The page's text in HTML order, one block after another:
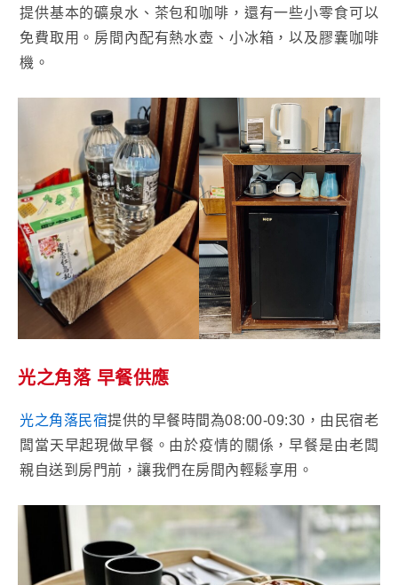
提供基本的礦泉水、茶包和咖啡，還有一些小零食可以
免費取用。房間內配有熱水壺、小冰箱，以及膠囊咖啡
機。
光之角落 早餐供應
光之角落民宿提供的早餐時間為08:00-09:30，由民宿老
闆當天早起現做早餐。由於疫情的關係，早餐是由老闆
親自送到房門前，讓我們在房間內輕鬆享用。